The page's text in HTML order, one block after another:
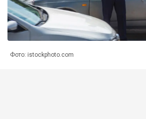
Фото: istockphoto.com